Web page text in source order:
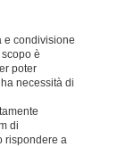
e condivisione
è
poter
necessità di
di
rispondere a